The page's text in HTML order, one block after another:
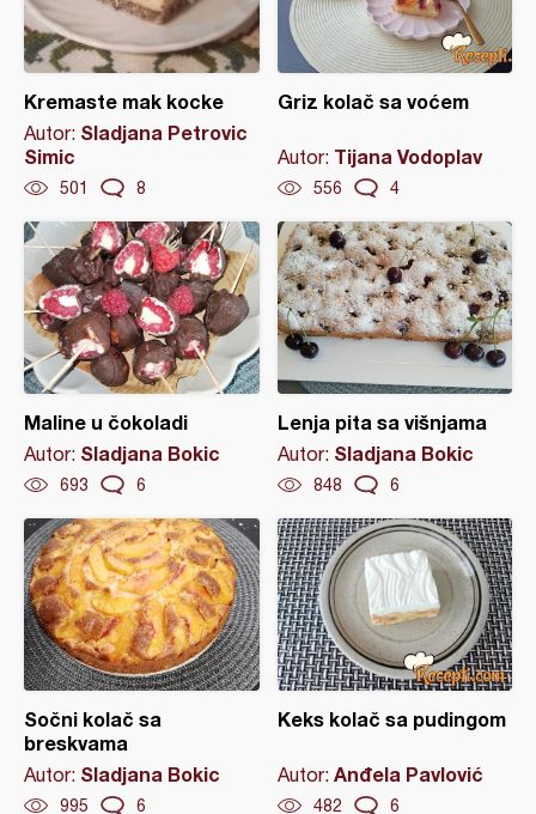
Kremaste mak kocke
Autor: Sladjana Petrovic
Simic
501 8
Griz kolač sa voćem
Autor: Tijana Vodoplav
556 4
Maline u čokoladi
Autor: Sladjana Bokic
693 6
Lenja pita sa višnjama
Autor: Sladjana Bokic
848 6
Sočni kolač sa
breskvama
Autor: Sladjana Bokic
995 6
Keks kolač sa pudingom
Autor: Anđela Pavlović
482 6